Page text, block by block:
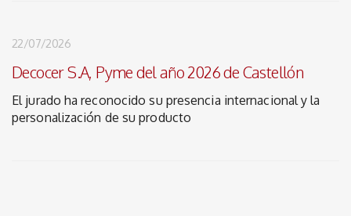
22/07/2026
Decocer S.A, Pyme del año 2026 de Castellón
El jurado ha reconocido su presencia internacional y la
personalización de su producto